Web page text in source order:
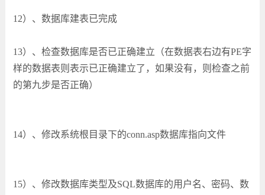
12）、数据库建表已完成
13）、检查数据库是否已正确建立（在数据表右边有PE字
样的数据表则表示已正确建立了，如果没有，则检查之前
的第九步是否正确）
14）、修改系统根目录下的conn.asp数据库指向文件
15）、修改数据库类型及SQL数据库的用户名、密码、数